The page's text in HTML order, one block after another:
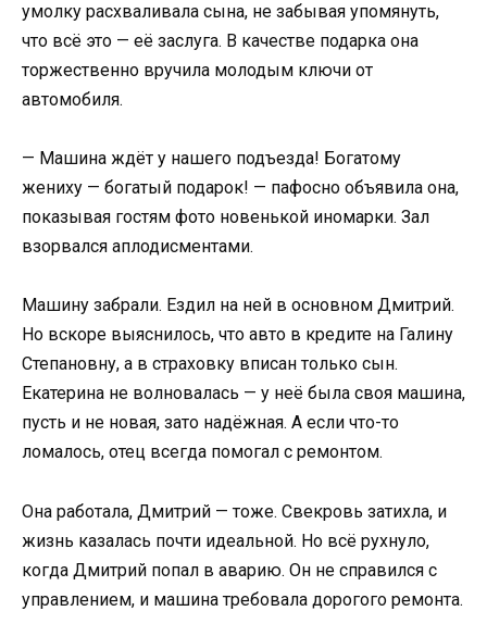
умолку расхваливала сына, не забывая упомянуть,
что всё это — её заслуга. В качестве подарка она
торжественно вручила молодым ключи от
автомобиля.
— Машина ждёт у нашего подъезда! Богатому
жениху — богатый подарок! — пафосно объявила она,
показывая гостям фото новенькой иномарки. Зал
взорвался аплодисментами.
Машину забрали. Ездил на ней в основном Дмитрий.
Но вскоре выяснилось, что авто в кредите на Галину
Степановну, а в страховку вписан только сын.
Екатерина не волновалась — у неё была своя машина,
пусть и не новая, зато надёжная. А если что-то
ломалось, отец всегда помогал с ремонтом.
Она работала, Дмитрий — тоже. Свекровь затихла, и
жизнь казалась почти идеальной. Но всё рухнуло,
когда Дмитрий попал в аварию. Он не справился с
управлением, и машина требовала дорогого ремонта.